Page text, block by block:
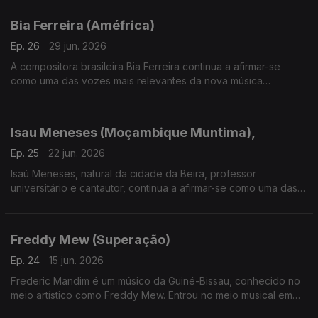
Bia Ferreira (Améfrica)
Ep. 26
29 jun. 2026
A compositora brasileira Bia Ferreira continua a afirmar-se
como uma das vozes mais relevantes da nova música
Isau Meneses (Moçambique Muntima),
Ep. 25
22 jun. 2026
Isaú Meneses, natural da cidade da Beira, professor
universitário e cantautor, continua a afirmar-se como uma das
Freddy Mew (Superação)
Ep. 24
15 jun. 2026
Frederic Mandim é um músico da Guiné-Bissau, conhecido no
meio artístico como Freddy Mew. Entrou no meio musical em